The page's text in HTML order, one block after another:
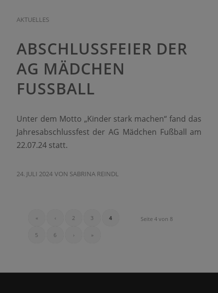
AKTUELLES
ABSCHLUSSFEIER DER
AG MÄDCHEN
FUSSBALL
Unter dem Motto „Kinder stark machen“ fand das
Jahresabschlussfest der AG Mädchen Fußball am
22.07.24 statt.
24. JULI 2024 VON SABRINA REINDL
Seite 4 von 8
« ‹ 2 3 4
5 6 › »